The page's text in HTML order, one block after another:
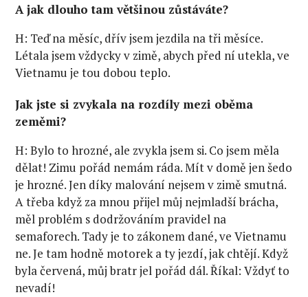
A jak dlouho tam většinou zůstáváte?
H: Teď na měsíc, dřív jsem jezdila na tři měsíce.
Létala jsem vždycky v zimě, abych před ní utekla, ve
Vietnamu je tou dobou teplo.
Jak jste si zvykala na rozdíly mezi oběma
zeměmi?
H: Bylo to hrozné, ale zvykla jsem si. Co jsem měla
dělat! Zimu pořád nemám ráda. Mít v domě jen šedo
je hrozné. Jen díky malování nejsem v zimě smutná.
A třeba když za mnou přijel můj nejmladší brácha,
měl problém s dodržováním pravidel na
semaforech. Tady je to zákonem dané, ve Vietnamu
ne. Je tam hodně motorek a ty jezdí, jak chtějí. Když
byla červená, můj bratr jel pořád dál. Říkal: Vždyť to
nevadí!